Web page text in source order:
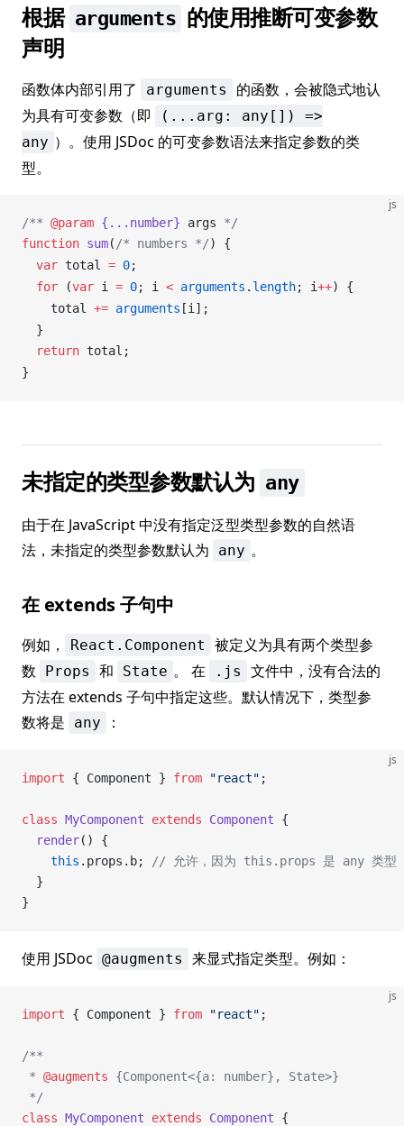
根据 arguments 的使用推断可变参数
声明
函数体内部引用了 arguments
的函数，会被隐式地认
为具有可变参数（即
(...arg: any[]) =>
any ）。使用 JSDoc 的可变参数语法来指定参数的类
型。
js
/** @param {...number} args */
function sum( /* numbers */) {
  var
total = 0;
  for
(var i = 0; i < arguments . length; i++) {
total
+= arguments [i ];
  }
  return
total ;
}
未指定的类型参数默认为 any
由于在 JavaScript 中没有指定泛型类型参数的自然语
法，未指定的类型参数默认为
any 。
在 extends 子句中
例如， React.Component
被定义为具有两个类型参
数
Props 和 State 。 在 .js
文件中，没有合法的
方法在 extends 子句中指定这些。默认情况下，类型参
数将是
any ：
js
import { Component } from "react" ;
class MyComponent extends Component {
  render
() {
    this
.props.b;
// 允许，因为 this.props 是 any 类型
  }
}
使用 JSDoc @augments 来显式指定类型。例如：
js
import { Component } from "react" ;
/**
* @augments {Component<{a: number}, State>}
*/
class MyComponent extends Component {